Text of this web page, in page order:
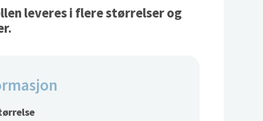
leveres i flere størrelser og